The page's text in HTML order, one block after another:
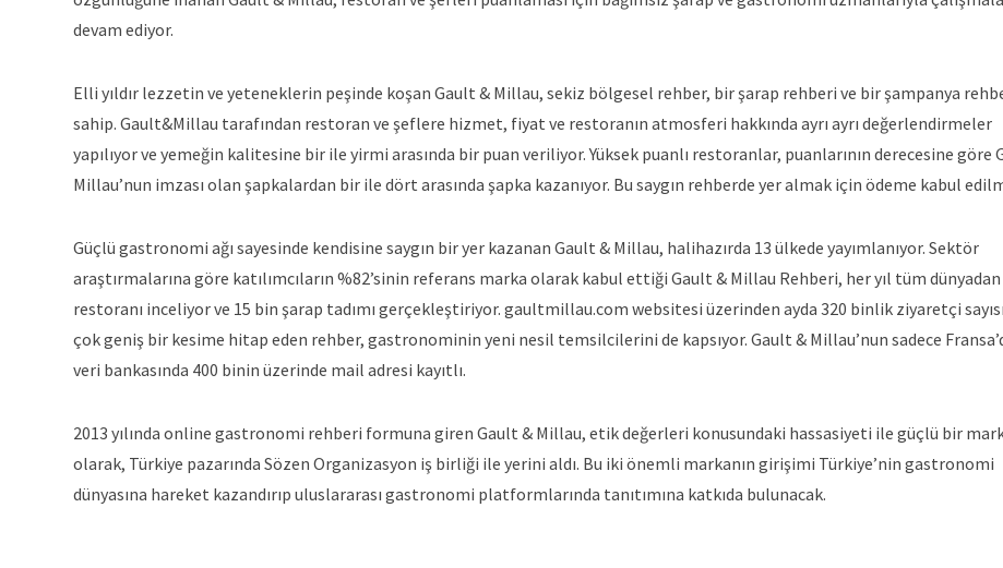
devam ediyor.
Elli yıldır lezzetin ve yeteneklerin peşinde koşan Gault & Millau, sekiz bölgesel rehber, bir şarap rehberi ve bir şampanya
sahip. Gault&Millau tarafından restoran ve şeflere hizmet, fiyat ve restoranın atmosferi hakkında ayrı ayrı değerlendirmeler
yapılıyor ve yemeğin kalitesine bir ile yirmi arasında bir puan veriliyor. Yüksek puanlı restoranlar, puanlarının derecesine göre
Millau’nun imzası olan şapkalardan bir ile dört arasında şapka kazanıyor. Bu saygın rehberde yer almak için ödeme kabul
Güçlü gastronomi ağı sayesinde kendisine saygın bir yer kazanan Gault & Millau, halihazırda 13 ülkede yayımlanıyor. Sektör
araştırmalarına göre katılımcıların %82’sinin referans marka olarak kabul ettiği Gault & Millau Rehberi, her yıl tüm
restoranı inceliyor ve 15 bin şarap tadımı gerçekleştiriyor. gaultmillau.com websitesi üzerinden ayda 320 binlik ziyaretçi
çok geniş bir kesime hitap eden rehber, gastronominin yeni nesil temsilcilerini de kapsıyor. Gault & Millau’nun sadece
veri bankasında 400 binin üzerinde mail adresi kayıtlı.
2013 yılında online gastronomi rehberi formuna giren Gault & Millau, etik değerleri konusundaki hassasiyeti ile güçlü bir
olarak, Türkiye pazarında Sözen Organizasyon iş birliği ile yerini aldı. Bu iki önemli markanın girişimi Türkiye’nin gastronomi
dünyasına hareket kazandırıp uluslararası gastronomi platformlarında tanıtımına katkıda bulunacak.